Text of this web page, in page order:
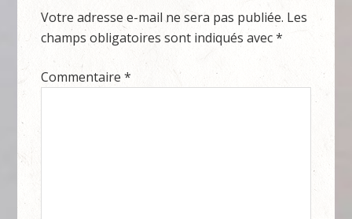
Votre adresse e-mail ne sera pas publiée. Les
champs obligatoires sont indiqués avec*
Commentaire*